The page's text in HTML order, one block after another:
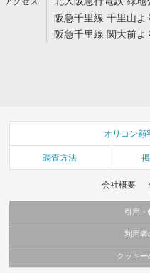
阪急千里線 千里山
阪急千里線 関大前
オリコン顧
調査方法
会社概要
引用・
当サイトで公開されている情報（文字
これらの情報を権利者の許可なく無断
利用者
当サイトに掲載している内容はすべて
クッキー